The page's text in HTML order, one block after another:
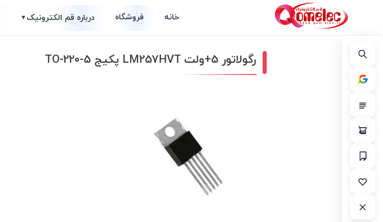
خانه فروشگاه درباره قم الکترونیک▼
رگولاتور 5+ولت LM257HVT پکیج TO-220-5